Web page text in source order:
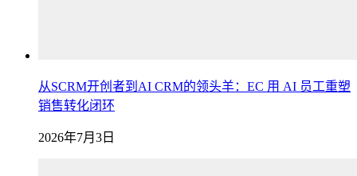
从SCRM开创者到AI CRM的领头羊：EC 用 AI 员工重塑
销售转化闭环
2026年7月3日